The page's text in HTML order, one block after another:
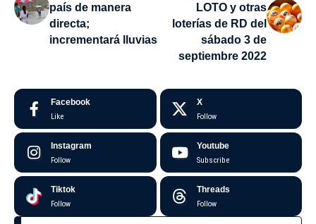
país de manera
directa;
incrementará lluvias
LOTO y otras
loterías de RD del
sábado 3 de
septiembre 2022
Facebook
Like
X
Follow
Instagram
Follow
Youtube
Subscribe
Tiktok
Follow
Threads
Follow